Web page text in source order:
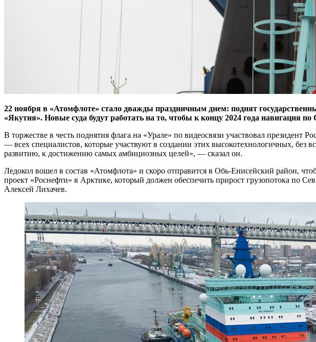
22 ноября в «Атомфлоте» стало дважды праздничным днем: поднят
«Якутия». Новые суда будут работать на то, чтобы к концу 2024 года навигация
В торжестве в честь поднятия флага на «Урале» по видеосвязи участвовал
— всех специалистов, которые участвуют в создании этих высокотехнологичных, без
развитию, к достижению самых амбициозных целей», — сказал он.
Ледокол вошел в состав «Атомфлота» и скоро отправится в Обь-Енисейский район,
проект «Роснефти» в Арктике, который должен обеспечить прирост грузопотока по
Алексей Лихачев.